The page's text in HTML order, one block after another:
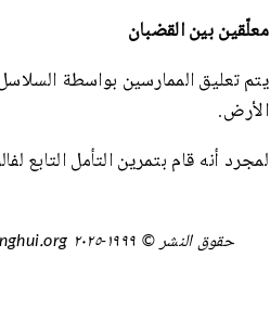
معلّقين بين القضبان
يتم تعليق الممارسين بواسطة
الأرض.
لمجرد أنه قام بتمرين التأمل
حقوق النشر © ١٩٩٩-٢٠٢٥ Minghui.org. جميع الحقوق محفوظة.